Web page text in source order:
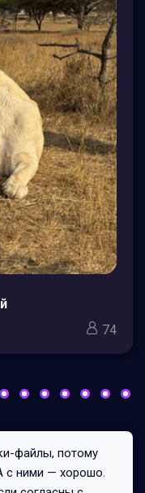
74
2026
файлы, потому
с ними — хорошо.